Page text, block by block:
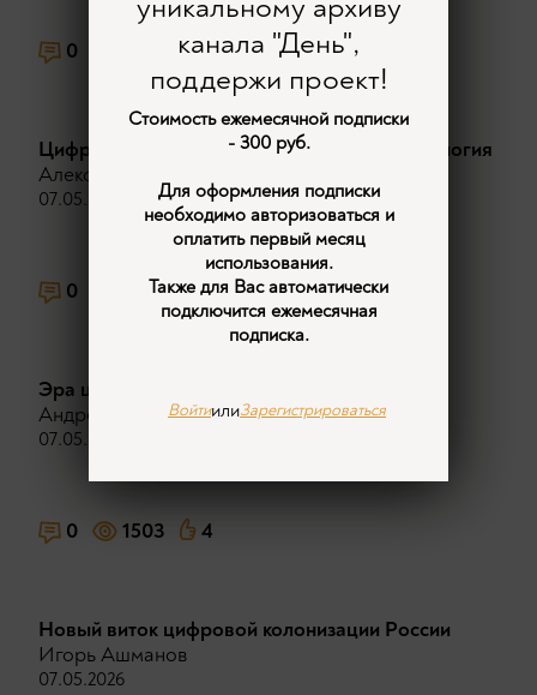
0 9
Цифровой мир и каббалистическая нумерология
Александр Проханов
07.05.2026
0 1228 3
Эра цифры. Каким будет наш мир
Андрей Фефелов
07.05.2026
0 1503 4
Новый виток цифровой колонизации России
Игорь Ашманов
07.05.2026
канала "День",
поддержи проект!
Стоимость ежемесячной подписки
- 300 руб.
Для оформления подписки
необходимо авторизоваться и
оплатить первый месяц
использования.
Также для Вас автоматически
подключится ежемесячная
подписка.
ВойтиилиЗарегистрироваться